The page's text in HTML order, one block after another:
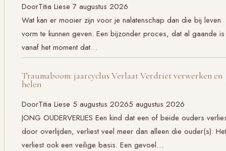
DoorTitia Liese 7 augustus 2026
Wat kan er mooier zijn voor je nalatenschap dan die bij leven
vorm te kunnen geven. Een bijzonder proces, dat al gaande is
vanaf het moment dat…
Traumaboom: jaarcyclus Verlaat Verdriet verwerken en
helen
DoorTitia Liese 5 augustus 20265 augustus 2026
JONG OUDERVERLIES Een kind dat een of beide ouders
door overlijden, verliest veel meer dan alleen die ouder(s). Het
verliest ook een veilige basis. Een gevoel…